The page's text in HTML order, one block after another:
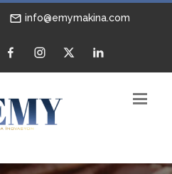
info@emymakina.com